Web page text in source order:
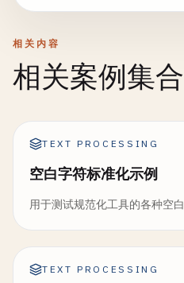
相关内容
相关案例集合
TEXT PROCESSING
空白字符标准化示例
用于测试规范化工具的各种空
TEXT PROCESSING